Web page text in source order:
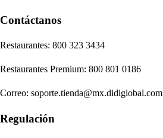
Contáctanos
Restaurantes: 800 323 3434
Restaurantes Premium: 800 801 0186
Correo: soporte.tienda@mx.didiglobal.com
Regulación